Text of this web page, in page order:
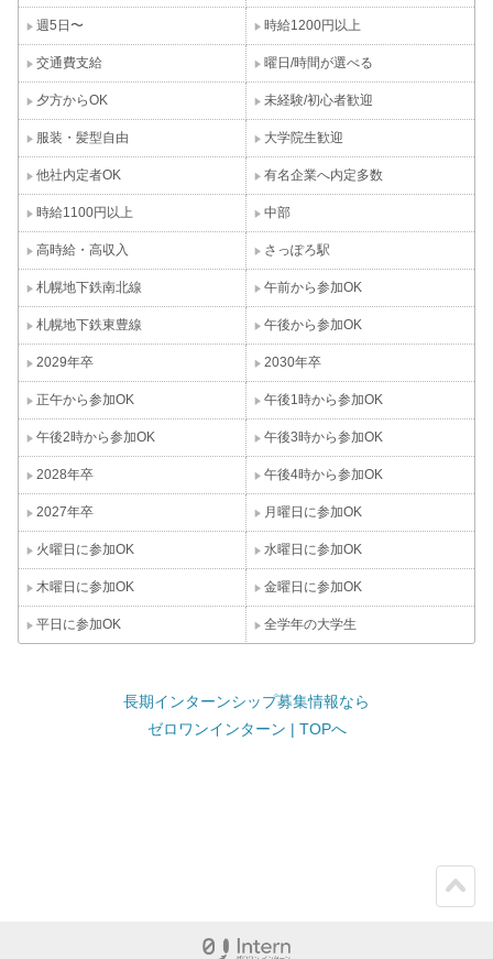
週5日〜 時給1200円以上
交通費支給 曜日/時間が選べる
夕方からOK 未経験/初心者歓迎
服装・髪型自由 大学院生歓迎
他社内定者OK 有名企業へ内定多数
時給1100円以上 中部
高時給・高収入 さっぽろ駅
札幌地下鉄南北線 午前から参加OK
札幌地下鉄東豊線 午後から参加OK
2029年卒 2030年卒
正午から参加OK 午後1時から参加OK
午後2時から参加OK 午後3時から参加OK
2028年卒 午後4時から参加OK
2027年卒 月曜日に参加OK
火曜日に参加OK 水曜日に参加OK
木曜日に参加OK 金曜日に参加OK
平日に参加OK 全学年の大学生
長期インターンシップ募集情報なら
ゼロワンインターン | TOPへ